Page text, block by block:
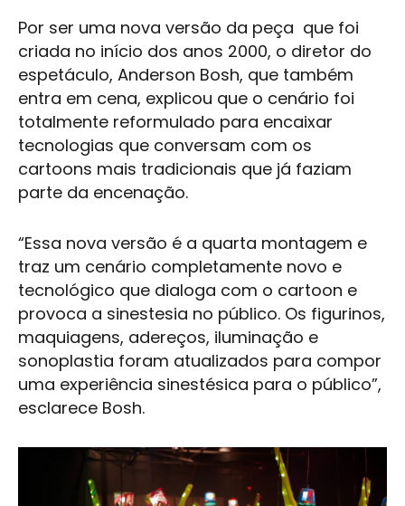
Por ser uma nova versão da peça que foi
criada no início dos anos 2000, o diretor do
espetáculo, Anderson Bosh, que também
entra em cena, explicou que o cenário foi
totalmente reformulado para encaixar
tecnologias que conversam com os
cartoons mais tradicionais que já faziam
parte da encenação.
“Essa nova versão é a quarta montagem e
traz um cenário completamente novo e
tecnológico que dialoga com o cartoon e
provoca a sinestesia no público. Os figurinos,
maquiagens, adereços, iluminação e
sonoplastia foram atualizados para compor
uma experiência sinestésica para o público”,
esclarece Bosh.